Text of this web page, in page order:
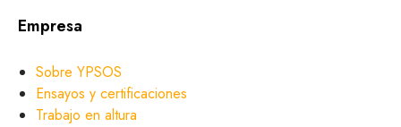
Empresa
Sobre YPSOS
Ensayos y certificaciones
Trabajo en altura